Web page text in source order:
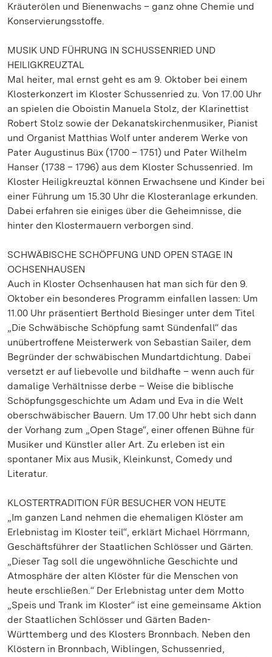
Kräuterölen und Bienenwachs – ganz ohne Chemie und
Konservierungsstoffe.
MUSIK UND FÜHRUNG IN SCHUSSENRIED UND
HEILIGKREUZTAL
Mal heiter, mal ernst geht es am 9. Oktober bei einem
Klosterkonzert im Kloster Schussenried zu. Von 17.00 Uhr
an spielen die Oboistin Manuela Stolz, der Klarinettist
Robert Stolz sowie der Dekanatskirchenmusiker, Pianist
und Organist Matthias Wolf unter anderem Werke von
Pater Augustinus Büx (1700 – 1751) und Pater Wilhelm
Hanser (1738 – 1796) aus dem Kloster Schussenried. Im
Kloster Heiligkreuztal können Erwachsene und Kinder bei
einer Führung um 15.30 Uhr die Klosteranlage erkunden.
Dabei erfahren sie einiges über die Geheimnisse, die
hinter den Klostermauern verborgen sind.
SCHWÄBISCHE SCHÖPFUNG UND OPEN STAGE IN
OCHSENHAUSEN
Auch in Kloster Ochsenhausen hat man sich für den 9.
Oktober ein besonderes Programm einfallen lassen: Um
11.00 Uhr präsentiert Berthold Biesinger unter dem Titel
„Die Schwäbische Schöpfung samt Sündenfall“ das
unübertroffene Meisterwerk von Sebastian Sailer, dem
Begründer der schwäbischen Mundartdichtung. Dabei
versetzt er auf liebevolle und bildhafte – wenn auch für
damalige Verhältnisse derbe – Weise die biblische
Schöpfungsgeschichte um Adam und Eva in die Welt
oberschwäbischer Bauern. Um 17.00 Uhr hebt sich dann
der Vorhang zum „Open Stage“, einer offenen Bühne für
Musiker und Künstler aller Art. Zu erleben ist ein
spontaner Mix aus Musik, Kleinkunst, Comedy und
Literatur.
KLOSTERTRADITION FÜR BESUCHER VON HEUTE
„Im ganzen Land nehmen die ehemaligen Klöster am
Erlebnistag im Kloster teil“, erklärt Michael Hörrmann,
Geschäftsführer der Staatlichen Schlösser und Gärten.
„Dieser Tag soll die ungewöhnliche Geschichte und
Atmosphäre der alten Klöster für die Menschen von
heute erschließen.“ Der Erlebnistag unter dem Motto
„Speis und Trank im Kloster“ ist eine gemeinsame Aktion
der Staatlichen Schlösser und Gärten Baden-
Württemberg und des Klosters Bronnbach. Neben den
Klöstern in Bronnbach, Wiblingen, Schussenried,